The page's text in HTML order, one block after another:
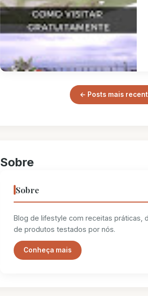
← Posts mais
Sobre
Sobre
Blog de lifestyle com receitas práticas,
de produtos testados por nós.
Conheça mais